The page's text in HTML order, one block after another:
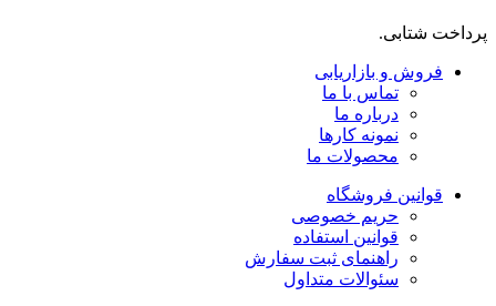
پرداخت شتابی.
فروش و بازاریابی
تماس با ما
درباره ما
نمونه کارها
محصولات ما
قوانین فروشگاه
حریم خصوصی
قوانین استفاده
راهنمای ثبت سفارش
سئوالات متداول